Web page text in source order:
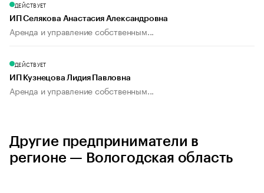
ДЕЙСТВУЕТ
ИП Селякова Анастасия Александровна
Аренда и управление собственным...
ДЕЙСТВУЕТ
ИП Кузнецова Лидия Павловна
Аренда и управление собственным...
Другие предприниматели в
регионе — Вологодская область